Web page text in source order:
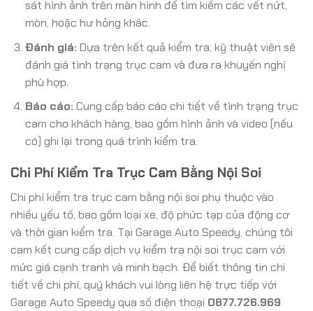
sát hình ảnh trên màn hình để tìm kiếm các vết nứt,
mòn, hoặc hư hỏng khác.
Đánh giá: Dựa trên kết quả kiểm tra, kỹ thuật viên sẽ
đánh giá tình trạng trục cam và đưa ra khuyến nghị
phù hợp.
Báo cáo: Cung cấp báo cáo chi tiết về tình trạng trục
cam cho khách hàng, bao gồm hình ảnh và video (nếu
có) ghi lại trong quá trình kiểm tra.
Chi Phí Kiểm Tra Trục Cam Bằng Nội Soi
Chi phí kiểm tra trục cam bằng nội soi phụ thuộc vào
nhiều yếu tố, bao gồm loại xe, độ phức tạp của động cơ
và thời gian kiểm tra. Tại Garage Auto Speedy, chúng tôi
cam kết cung cấp dịch vụ kiểm tra nội soi trục cam với
mức giá cạnh tranh và minh bạch. Để biết thông tin chi
tiết về chi phí, quý khách vui lòng liên hệ trực tiếp với
Garage Auto Speedy qua số điện thoại 0877.726.969